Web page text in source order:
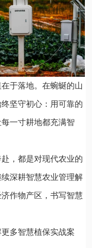
于落地。在蜿蜒的山
坚守初心：用可靠的
一寸耕地都充满智
，都是对现代农业的
深耕智慧农业管理解
作物产区，书写智慧
多智慧植保实战案